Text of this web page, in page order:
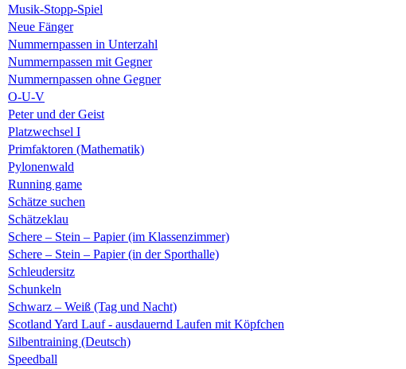
Musik-Stopp-Spiel
Neue Fänger
Nummernpassen in Unterzahl
Nummernpassen mit Gegner
Nummernpassen ohne Gegner
O-U-V
Peter und der Geist
Platzwechsel I
Primfaktoren (Mathematik)
Pylonenwald
Running game
Schätze suchen
Schätzeklau
Schere – Stein – Papier (im Klassenzimmer)
Schere – Stein – Papier (in der Sporthalle)
Schleudersitz
Schunkeln
Schwarz – Weiß (Tag und Nacht)
Scotland Yard Lauf - ausdauernd Laufen mit Köpfchen
Silbentraining (Deutsch)
Speedball